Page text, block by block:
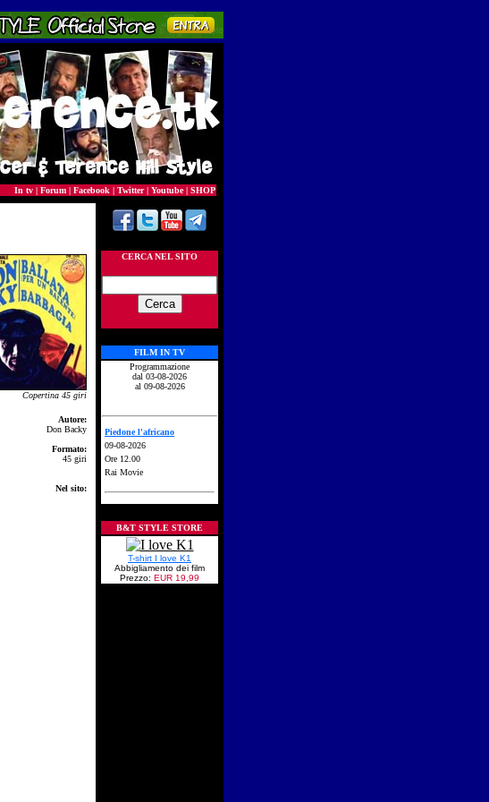
In tv | Forum | Facebook | Twitter| Youtube| SHOP
Copertina 45 giri
Autore:
Don Backy
Formato:
45 giri
Nel sito:
CERCA NEL SITO
FILM IN TV
Programmazione
dal 03-08-2026
al 09-08-2026
Piedone l'africano
09-08-2026
Ore 12.00
Rai Movie
B&T STYLE STORE
T-shirt I love K1
Abbigliamento dei film
Prezzo: EUR 19,99